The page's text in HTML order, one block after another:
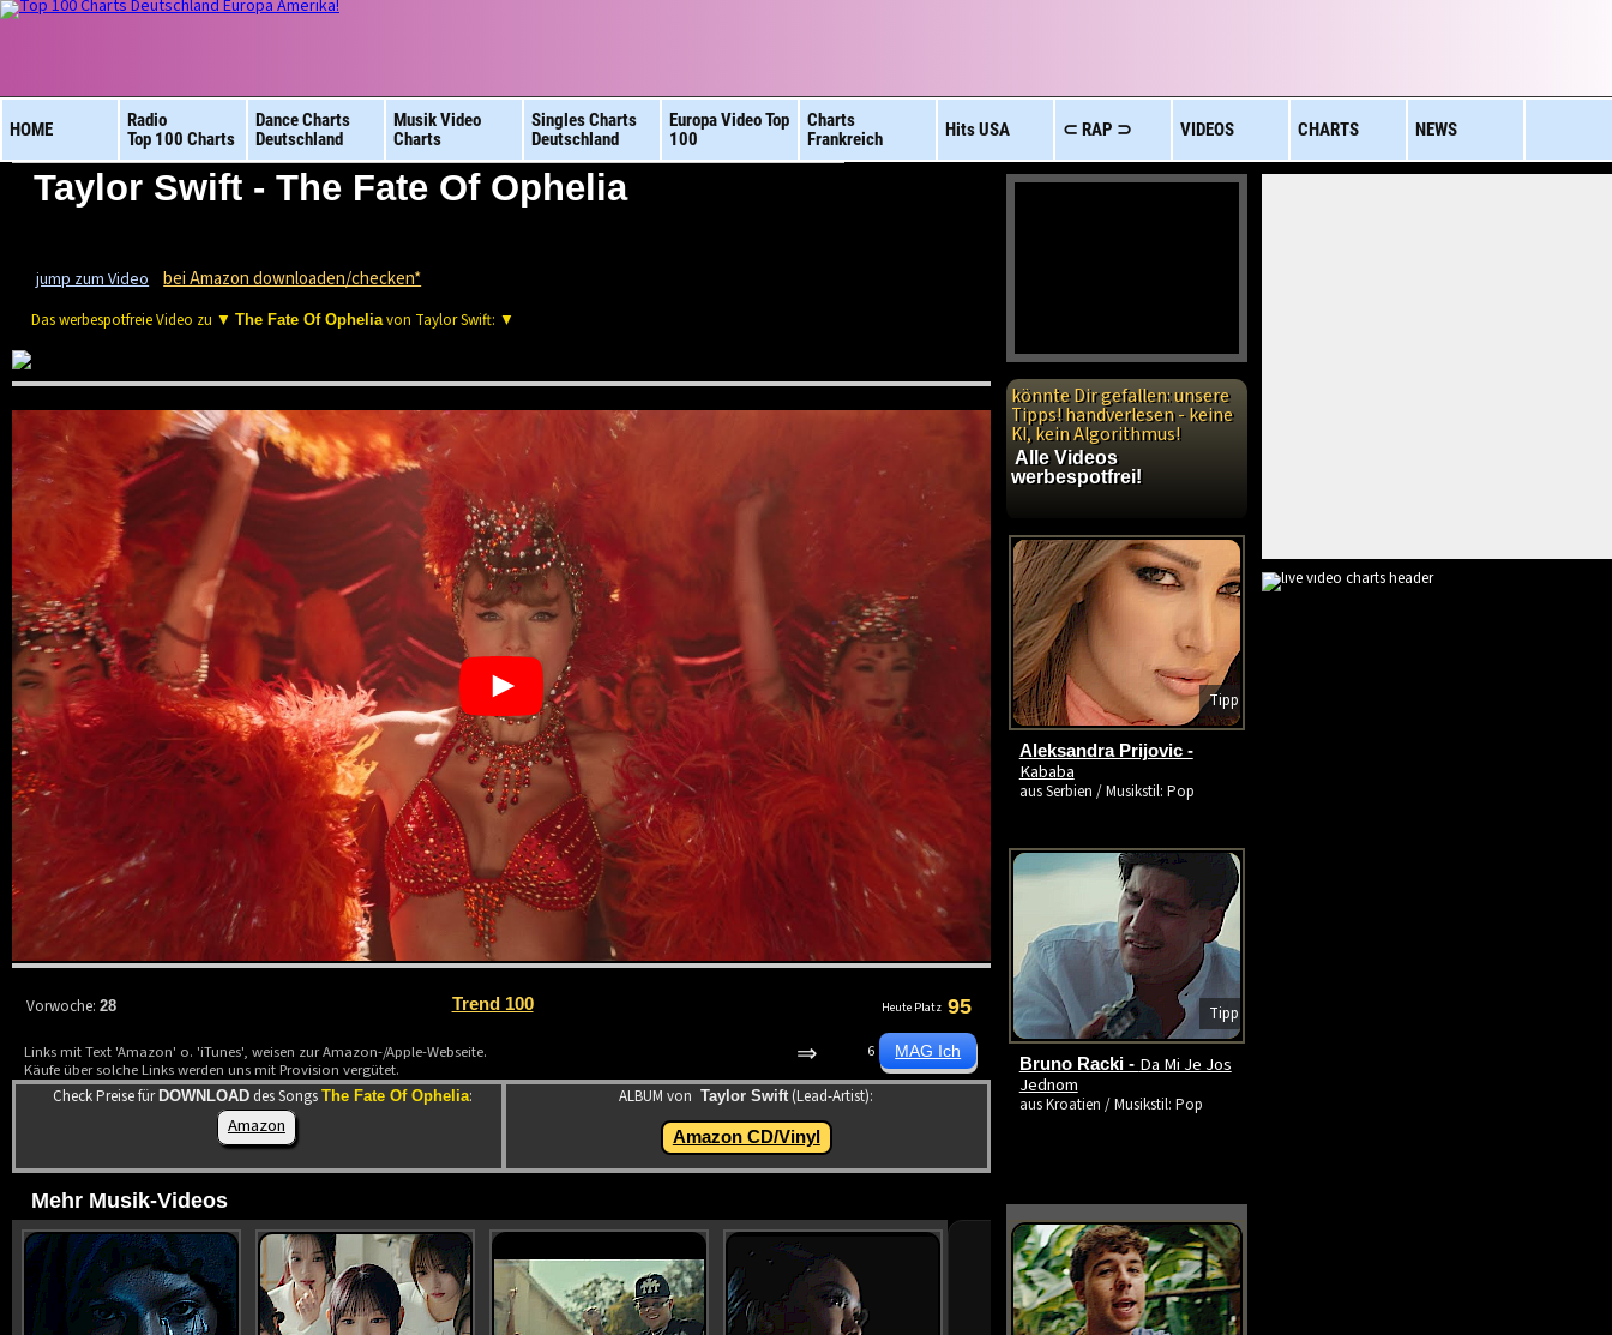
HOME
Radio
Top 100 Charts
Dance Charts
Deutschland
Musik Video
Charts
Singles Charts
Deutschland
Europa VideoTop
100
Charts
Frankreich
HitsUSA ⊂ RAP ⊃ VIDEOS CHARTS NEWS
Taylor Swift - The Fate Of Ophelia
jump zum Video bei Amazon downloaden/checken*
Das werbespotfreie Video zu ▼The Fate Of Opheliavon Taylor Swift: ▼
Vorwoche:28 Trend 100 Heute Platz 95
Links mit Text 'Amazon' o. 'iTunes', weisen zur Amazon-/Apple-Webseite.
Käufe über solche Links werden uns mit Provision vergütet.
⇒ 6
Check Preise für DOWNLOAD des SongsThe Fate Of Ophelia:
Amazon
ALBUM von Taylor Swift(Lead-Artist):
Amazon CD/Vinyl
Mehr Musik-Videos
könnte Dir gefallen: unsere
Tipps! handverlesen - keine
KI, kein Algorithmus!
Alle Videos
werbespotfrei!
Tipp
Aleksandra Prijovic -
Kababa
aus Serbien / Musikstil: Pop
Tipp
Bruno Racki - Da Mi Je Jos
Jednom
aus Kroatien / Musikstil: Pop